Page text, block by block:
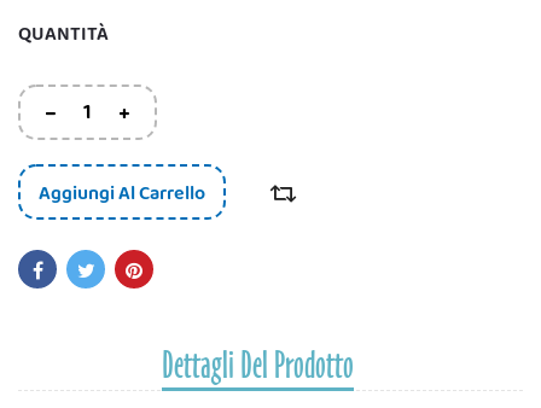
QUANTITÀ
Aggiungi Al Carrello
Dettagli Del Prodotto